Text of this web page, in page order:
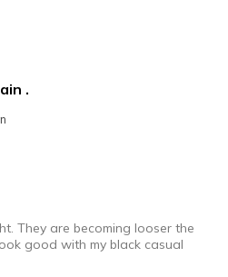
to size
Into Shoes
.
They are becoming looser the
good with my black casual